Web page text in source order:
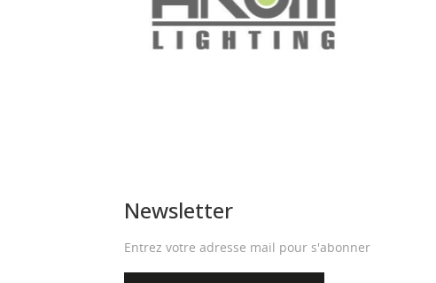
Newsletter
Entrez votre adresse mail pour s'abonner